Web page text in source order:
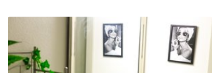
Other
Restaurant / Bar / Cafe
Rooftop